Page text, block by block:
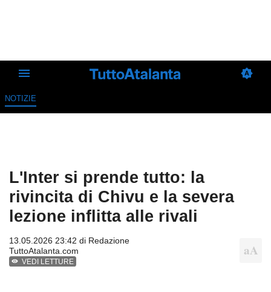
NOTIZIE
L'Inter si prende tutto: la
rivincita di Chivu e la severa
lezione inflitta alle rivali
13.05.2026 23:42 di Redazione
TuttoAtalanta.com
VEDI LETTURE